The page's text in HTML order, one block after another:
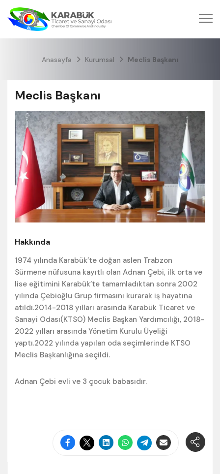
Anasayfa Kurumsal Meclis Başkanı
Meclis Başkanı
Hakkında
1974 yılında Karabük’te doğan aslen Trabzon
Sürmene nüfusuna kayıtlı olan Adnan Çebi, ilk orta ve
lise eğitimini Karabük’te tamamladıktan sonra 2002
yılında Çebioğlu Grup firmasını kurarak iş hayatına
atıldı.2014-2018 yılları arasında Karabük Ticaret ve
Sanayi Odası(KTSO) Meclis Başkan Yardımcılığı, 2018-
2022 yılları arasında Yönetim Kurulu Üyeliği
yaptı.2022 yılında yapılan oda seçimlerinde KTSO
Meclis Başkanlığına seçildi.
Adnan Çebi evli ve 3 çocuk babasıdır.